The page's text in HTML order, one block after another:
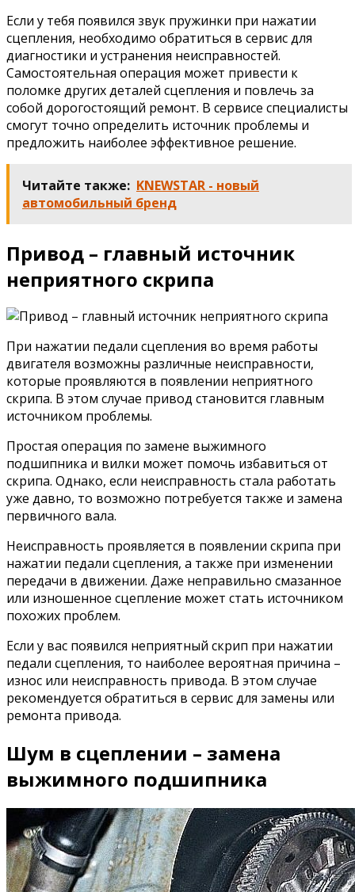
Если у тебя появился звук пружинки при нажатии
сцепления, необходимо обратиться в сервис для
диагностики и устранения неисправностей.
Самостоятельная операция может привести к
поломке других деталей сцепления и повлечь за
собой дорогостоящий ремонт. В сервисе специалисты
смогут точно определить источник проблемы и
предложить наиболее эффективное решение.
Читайте также: KNEWSTAR - новый
автомобильный бренд
Привод – главный источник
неприятного скрипа
При нажатии педали сцепления во время работы
двигателя возможны различные неисправности,
которые проявляются в появлении неприятного
скрипа. В этом случае привод становится главным
источником проблемы.
Простая операция по замене выжимного
подшипника и вилки может помочь избавиться от
скрипа. Однако, если неисправность стала работать
уже давно, то возможно потребуется также и замена
первичного вала.
Неисправность проявляется в появлении скрипа при
нажатии педали сцепления, а также при изменении
передачи в движении. Даже неправильно смазанное
или изношенное сцепление может стать источником
похожих проблем.
Если у вас появился неприятный скрип при нажатии
педали сцепления, то наиболее вероятная причина –
износ или неисправность привода. В этом случае
рекомендуется обратиться в сервис для замены или
ремонта привода.
Шум в сцеплении – замена
выжимного подшипника